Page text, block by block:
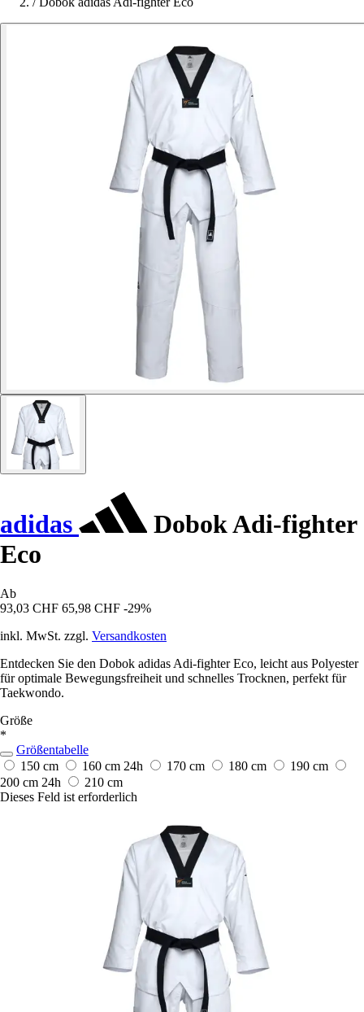
adidas
Dobok Adi-fighter
Eco
Ab
93,03 CHF 65,98 CHF -29%
inkl. MwSt. zzgl. Versandkosten
Entdecken Sie den Dobok adidas Adi-fighter Eco, leicht aus Polyester
für optimale Bewegungsfreiheit und schnelles Trocknen, perfekt für
Taekwondo.
Größe
*
Größentabelle
150 cm
160 cm 24h 170 cm 180 cm
190 cm
200 cm 24h
210 cm
Dieses Feld ist erforderlich